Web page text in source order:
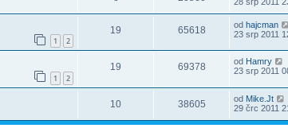
1 2
19 65618 od hajcman
23 srp 2011
1 2
19 69378 od Hamry
23 srp 2011
10 38605 od Mike.Jt
29 črc 2011